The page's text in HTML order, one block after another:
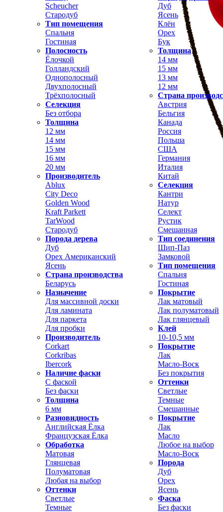
Scheucher
Стародуб
Тип помещения
Спальня
Гостиная
Полосность
Ёлочкой
Голландский
Однополосный
Двухполосный
Трёхполосный
Селекция
Без отбора
Дуб
Ясень
Клён
Орех
Бук
Толщина
14 мм
15 мм
13 мм
12 мм
Страна
Австрия
Бельгия
Толщина
12 мм
14 мм
15 мм
16 мм
20 мм
Производитель
Ablux
City Deco
Golden Wood
Kraft Parkett
TarWood
Стародуб
Порода дерева
Дуб
Орех Американский
Ясень
Страна производства
Беларусь
Канада
Россия
Польша
США
Германия
Италия
Китай
Селекция
Кантри
Натур
Селект
Рустик
Смешанная
Тип соединения
Шип-Паз
Замковой
Тип помещения
Спальня
Гостиная
Назначение
Для массивной доски
Для ламината
Для паркета
Для пробки
Покрытие
Лак матовый
Лак полуматовый
Лак глянцевый
Клей
Производитель
Corkart
Corkribas
Ibercork
Наличие фаски
С фаской
Без фаски
Толщина
6 мм
10-10,5 мм
Покрытие
Лак
Масло-Воск
Без покрытия
Оттенки
Светлые
Темные
Смешанные
Разновидность
Английская Ёлка
Французская Ёлка
Обработка
Матовая
Глянцевая
Полуматовая
Любая на выбор
Оттенки
Светлые
Темные
Покрытие
Лак
Масло
Любое на выбор
Масло-Воск
Порода
Дуб
Орех
Ясень
Фаска
Без фаски